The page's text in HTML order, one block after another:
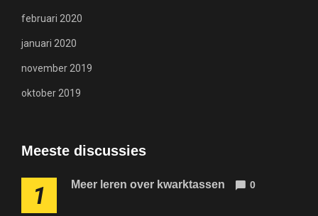
februari 2020
januari 2020
november 2019
oktober 2019
Meeste discussies
1 Meer leren over kwarktassen 0